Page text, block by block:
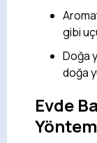
gibi
Doğa
doğa
Evde